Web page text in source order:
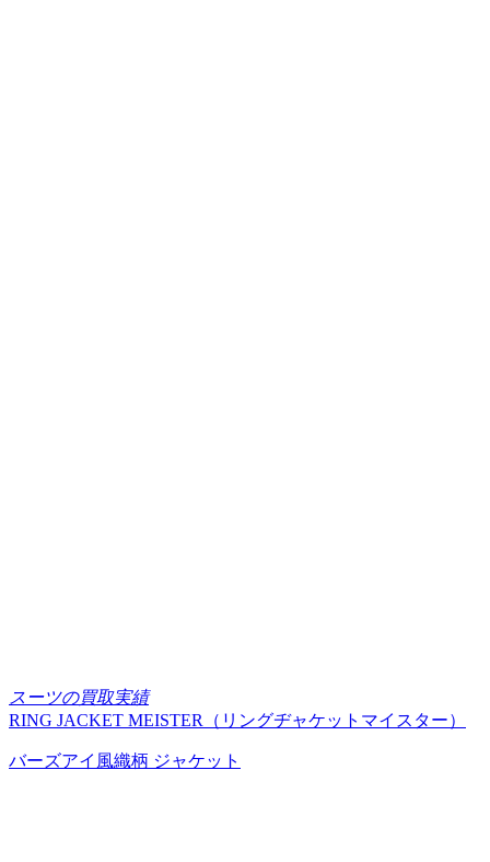
スーツの買取実績
RING JACKET MEISTER（リングヂャケットマイスター）
バーズアイ風織柄 ジャケット